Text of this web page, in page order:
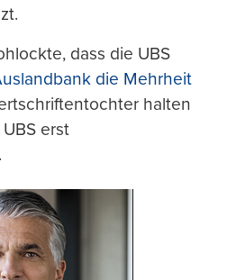
dass die UBS
die Mehrheit
halten
erst